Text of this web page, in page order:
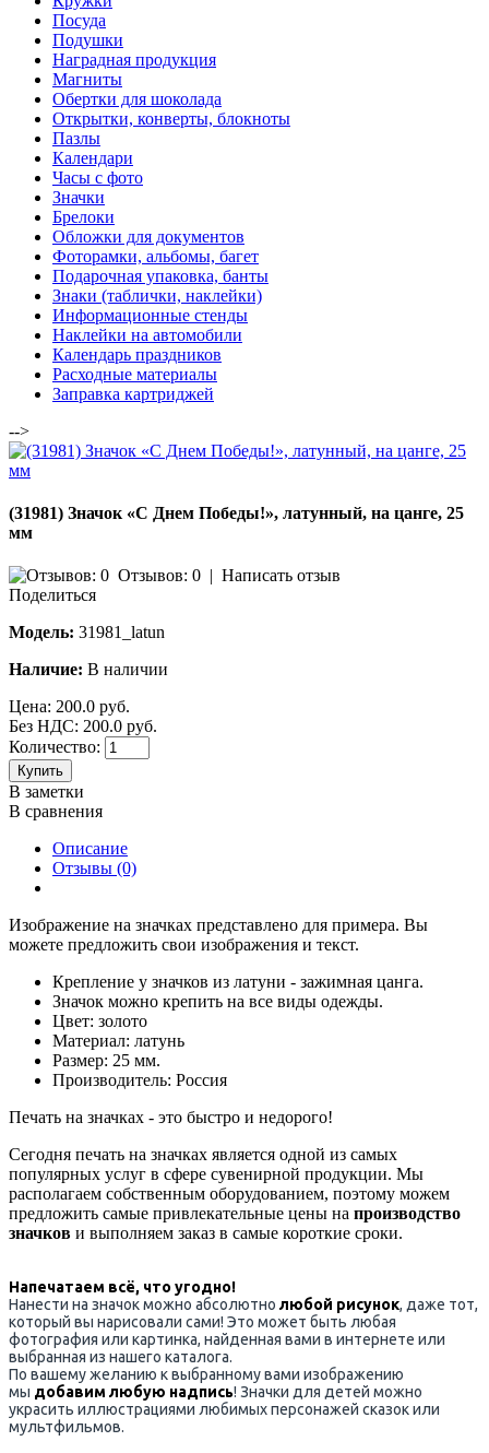
Посуда
Подушки
Наградная продукция
Магниты
Обертки для шоколада
Открытки, конверты, блокноты
Пазлы
Календари
Часы с фото
Значки
Брелоки
Обложки для документов
Фоторамки, альбомы, багет
Подарочная упаковка, банты
Знаки (таблички, наклейки)
Информационные стенды
Наклейки на автомобили
Календарь праздников
Расходные материалы
Заправка картриджей
-->
(31981) Значок «С Днем Победы!», латунный, на цанге, 25
мм
Отзывов: 0 | Написать отзыв
Поделиться
Модель: 31981_latun
Наличие: В наличии
Цена: 200.0 руб.
Без НДС: 200.0 руб.
Количество:
Купить
В заметки
В сравнения
Описание
Отзывы (0)
Изображение на значках представлено для примера. Вы
можете предложить свои изображения и текст.
Крепление у значков из латуни - зажимная цанга.
Значок можно крепить на все виды одежды.
Цвет: золото
Материал: латунь
Размер: 25 мм.
Производитель: Россия
Печать на значках - это быстро и недорого!
Сегодня печать на значках является одной из самых
популярных услуг в сфере сувенирной продукции. Мы
располагаем собственным оборудованием, поэтому можем
предложить самые привлекательные цены на производство
значков и выполняем заказ в самые короткие сроки.
Напечатаем всё, что угодно!
Нанести на значок можно абсолютно любой рисунок, даже тот,
который вы нарисовали сами! Это может быть любая
фотография или картинка, найденная вами в интернете или
выбранная из нашего каталога.
По вашему желанию к выбранному вами изображению
мы добавим любую надпись! Значки для детей можно
украсить иллюстрациями любимых персонажей сказок или
мультфильмов.